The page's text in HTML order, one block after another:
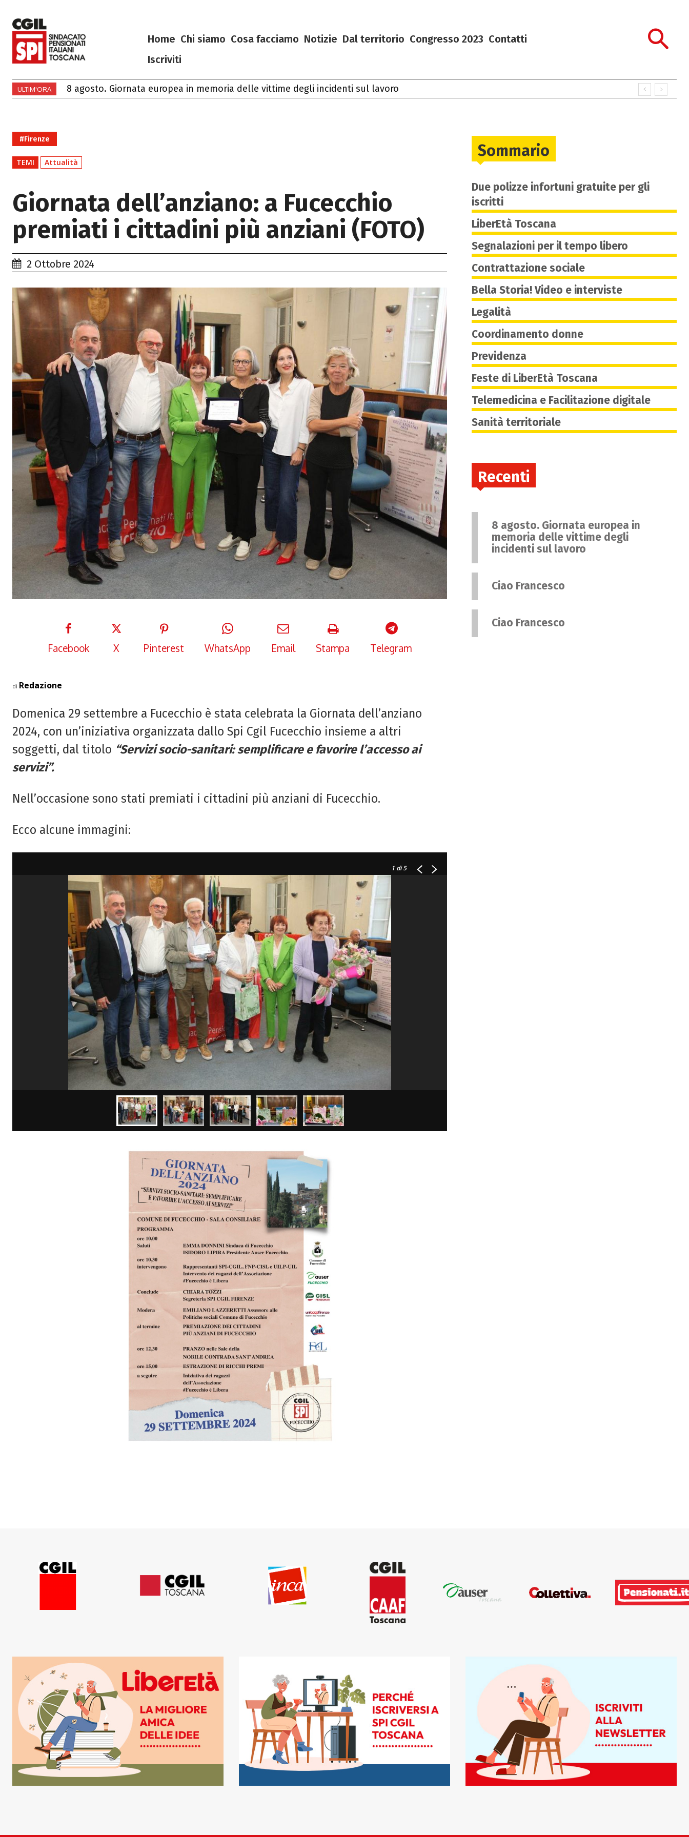
Home Chi siamo Cosa facciamo Notizie Dal territorio Congresso 2023 Contatti
Iscriviti
ULTIM'ORA 8 agosto. Giornata europea in memoria delle vittime degli incidenti sul lavoro
Ciao Francesco
#Firenze
TEMI Attualità
Giornata dell’anziano: a Fucecchio
premiati i cittadini più anziani (FOTO)
2 Ottobre 2024
Facebook X Pinterest WhatsApp Email Stampa Telegram
di Redazione
Domenica 29 settembre a Fucecchio è stata celebrata la Giornata dell’anziano
2024, con un’iniziativa organizzata dallo Spi Cgil Fucecchio insieme a altri
soggetti, dal titolo “Servizi socio-sanitari: semplificare e favorire l’accesso ai
servizi”.
Nell’occasione sono stati premiati i cittadini più anziani di Fucecchio.
Ecco alcune immagini:
1 di 5
Sommario
Due polizze infortuni gratuite per gli
iscritti
LiberEtà Toscana
Segnalazioni per il tempo libero
Contrattazione sociale
Bella Storia! Video e interviste
Legalità
Coordinamento donne
Previdenza
Feste di LiberEtà Toscana
Telemedicina e Facilitazione digitale
Sanità territoriale
Recenti
8 agosto. Giornata europea in
memoria delle vittime degli
incidenti sul lavoro
Ciao Francesco
Ciao Francesco